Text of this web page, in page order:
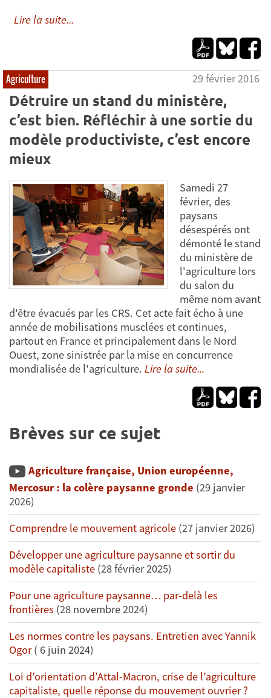
Lire la suite...
Agriculture 29 février 2016
Détruire un stand du ministère,
c’est bien. Réfléchir à une sortie du
modèle productiviste, c’est encore
mieux
Samedi 27
février, des
paysans
désespérés ont
démonté le stand
du ministère de
l'agriculture lors
du salon du
même nom avant
d'être évacués par les CRS. Cet acte fait écho à une
année de mobilisations musclées et continues,
partout en France et principalement dans le Nord
Ouest, zone sinistrée par la mise en concurrence
mondialisée de l'agriculture. Lire la suite...
Brèves sur ce sujet
Agriculture française, Union européenne,
Mercosur : la colère paysanne gronde (29 janvier
2026)
Comprendre le mouvement agricole (27 janvier 2026)
Développer une agriculture paysanne et sortir du
modèle capitaliste (28 février 2025)
Pour une agriculture paysanne… par-delà les
frontières (28 novembre 2024)
Les normes contre les paysans. Entretien avec Yannik
Ogor( 6 juin 2024)
Loi d’orientation d’Attal-Macron, crise de l’agriculture
capitaliste, quelle réponse du mouvement ouvrier ?